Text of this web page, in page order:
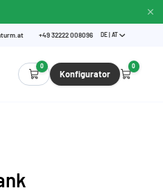
+49 32222 008096 DE | AT
0
Konfigurator
0